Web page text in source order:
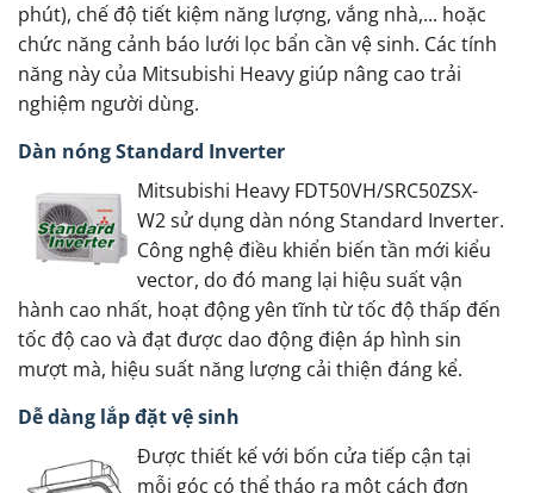
phút), chế độ tiết kiệm năng lượng, vắng nhà,... hoặc
chức năng cảnh báo lưới lọc bẩn cần vệ sinh. Các tính
năng này của Mitsubishi Heavy giúp nâng cao trải
nghiệm người dùng.
Dàn nóng Standard Inverter
Mitsubishi Heavy FDT50VH/SRC50ZSX-
W2 sử dụng dàn nóng Standard Inverter.
Công nghệ điều khiển biến tần mới kiểu
vector, do đó mang lại hiệu suất vận
hành cao nhất, hoạt động yên tĩnh từ tốc độ thấp đến
tốc độ cao và đạt được dao động điện áp hình sin
mượt mà, hiệu suất năng lượng cải thiện đáng kể.
Dễ dàng lắp đặt vệ sinh
Được thiết kế với bốn cửa tiếp cận tại
mỗi góc có thể tháo ra một cách đơn